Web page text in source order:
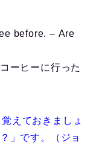
before. – Are
ーヒーに行った
えておきましょ
」です。（ジョ